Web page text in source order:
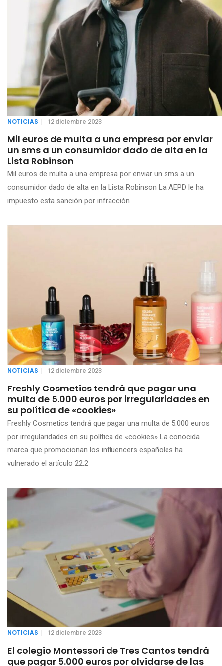
NOTICIAS | 12 diciembre 2023
Mil euros de multa a una empresa por enviar
un sms a un consumidor dado de alta en la
Lista Robinson
Mil euros de multa a una empresa por enviar un sms a un
consumidor dado de alta en la Lista Robinson La AEPD le ha
impuesto esta sanción por infracción
NOTICIAS | 12 diciembre 2023
Freshly Cosmetics tendrá que pagar una
multa de 5.000 euros por irregularidades en
su política de «cookies»
Freshly Cosmetics tendrá que pagar una multa de 5.000 euros
por irregularidades en su política de «cookies» La conocida
marca que promocionan los influencers españoles ha
vulnerado el artículo 22.2
NOTICIAS | 12 diciembre 2023
El colegio Montessori de Tres Cantos tendrá
que pagar 5.000 euros por olvidarse de las